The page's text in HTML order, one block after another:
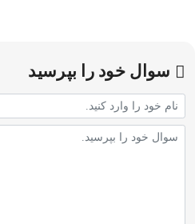
سوال خود را بپرسید